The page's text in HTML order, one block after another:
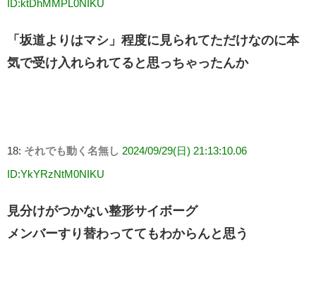
ID:ktDhMMPL0NIKU
「坂道よりはマシ」程度に見られてただけなのに本
気で受け入れられてると思っちゃったんか
18: それでも動く名無し 2024/09/29(日) 21:13:10.06
ID:YkYRzNtM0NIKU
見分けがつかない整形サイボーグ
メンバーすり替わっててもわからんと思う